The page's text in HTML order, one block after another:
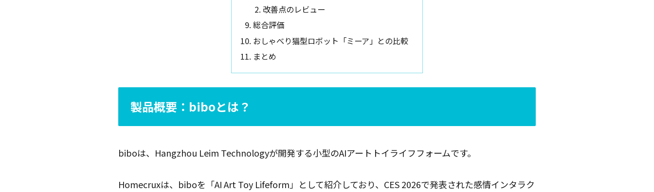
改善点のレビュー
総合評価
おしゃべり猫型ロボット「ミーア」との比較
まとめ
製品概要：biboとは？
biboは、Hangzhou Leim Technologyが開発する小型のAIアートトイライフフォームです。
Homecruxは、biboを「AI Art Toy Lifeform」として紹介しており、CES 2026で発表された感情インタラク